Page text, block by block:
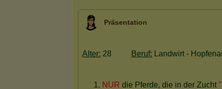
Präsentation